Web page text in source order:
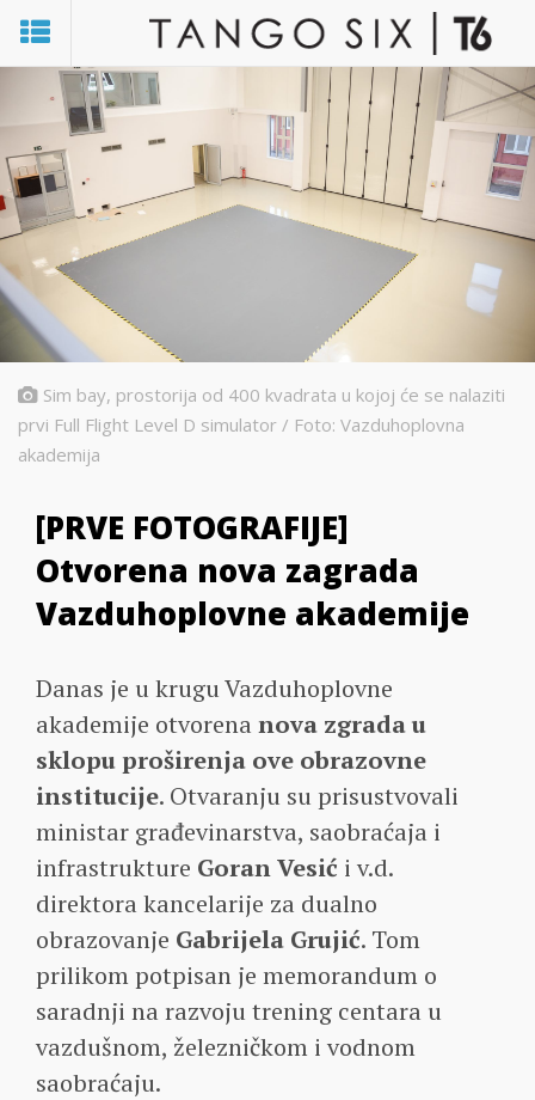
Sim bay, prostorija od 400 kvadrata u kojoj će se nalaziti
prvi Full Flight Level D simulator / Foto: Vazduhoplovna
akademija
[PRVE FOTOGRAFIJE]
Otvorena nova zagrada
Vazduhoplovne akademije
Danas je u krugu Vazduhoplovne
akademije otvorena nova zgrada u
sklopu proširenja ove obrazovne
institucije. Otvaranju su prisustvovali
ministar građevinarstva, saobraćaja i
infrastrukture Goran Vesić i v.d.
direktora kancelarije za dualno
obrazovanje Gabrijela Grujić. Tom
prilikom potpisan je memorandum o
saradnji na razvoju trening centara u
vazdušnom, železničkom i vodnom
saobraćaju.